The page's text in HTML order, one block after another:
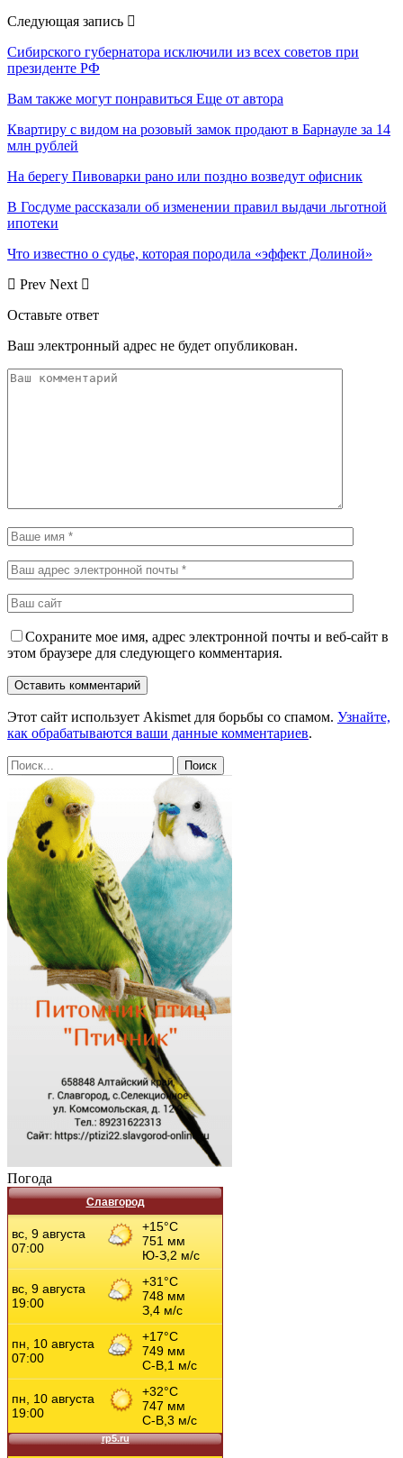
Следующая запись
Сибирского губернатора исключили из всех советов при
президенте РФ
Вам также могут понравиться Еще от автора
Квартиру с видом на розовый замок продают в Барнауле за 14
млн рублей
На берегу Пивоварки рано или поздно возведут офисник
В Госдуме рассказали об изменении правил выдачи льготной
ипотеки
Что известно о судье, которая породила «эффект Долиной»
Prev Next
Оставьте ответ
Ваш электронный адрес не будет опубликован.
Сохраните мое имя, адрес электронной почты и веб-сайт в
этом браузере для следующего комментария.
Этот сайт использует Akismet для борьбы со спамом. Узнайте,
как обрабатываются ваши данные комментариев.
Погода
Славгород